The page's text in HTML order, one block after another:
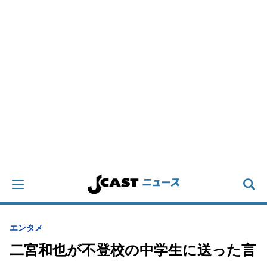
エンタメ
二宮和也が不登校の中学生に送った言